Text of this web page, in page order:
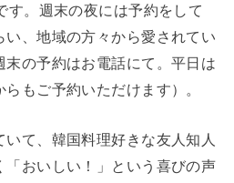
す。週末の夜には予約をして
い、地域の方々から愛されてい
の予約はお電話にて。平日は
もご予約いただけます）。
て、韓国料理好きな友人知人
「おいしい！」という喜びの声